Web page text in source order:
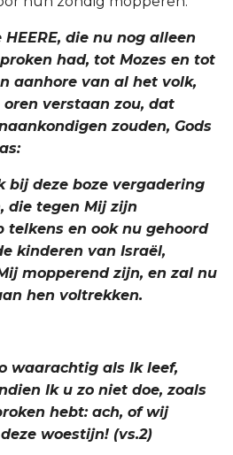
die nu nog alleen
had, tot Mozes en tot
aanhore van al het volk,
verstaan zou, dat
zouden, Gods
bij deze boze vergadering
die tegen Mij zijn
telkens en ook nu gehoord
kinderen van Israël,
mopperend zijn, en zal nu
hen voltrekken.
waarachtig als Ik leef,
Ik u zo niet doe, zoals
hebt: ach, of wij
woestijn! (vs.2)